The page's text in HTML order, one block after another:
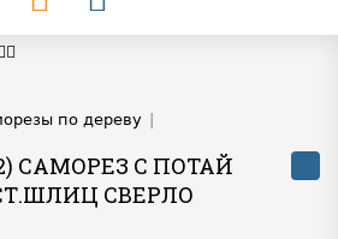
по дереву
САМОРЕЗ С ПОТАЙ
СВЕРЛО